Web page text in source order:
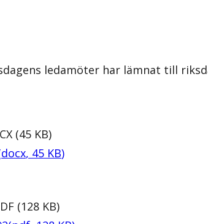
ledamöter har lämnat till
(45 KB)
docx, 45 KB)
(128 KB)